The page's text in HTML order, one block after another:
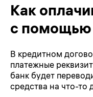
Как
с помощью
В кредитном
платежные
банк будет
средства на что-то